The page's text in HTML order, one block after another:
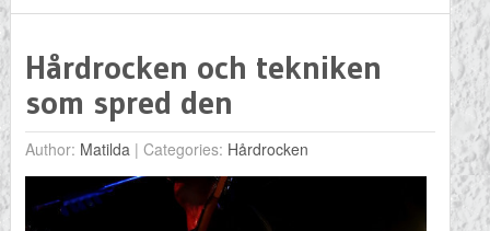
Hårdrocken och tekniken
som spred den
Author: Matilda| Categories: Hårdrocken